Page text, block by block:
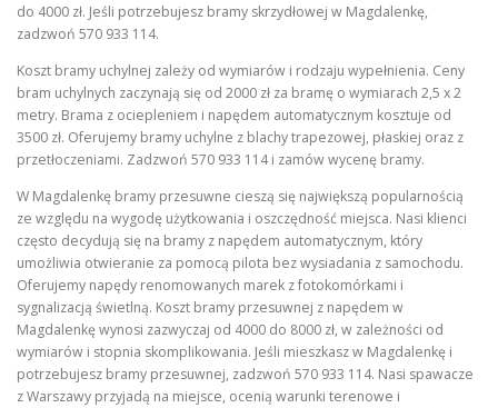
do 4000 zł. Jeśli potrzebujesz bramy skrzydłowej w Magdalenkę,
zadzwoń 570 933 114.
Koszt bramy uchylnej zależy od wymiarów i rodzaju wypełnienia. Ceny
bram uchylnych zaczynają się od 2000 zł za bramę o wymiarach 2,5 x 2
metry. Brama z ociepleniem i napędem automatycznym kosztuje od
3500 zł. Oferujemy bramy uchylne z blachy trapezowej, płaskiej oraz z
przetłoczeniami. Zadzwoń 570 933 114 i zamów wycenę bramy.
W Magdalenkę bramy przesuwne cieszą się największą popularnością
ze względu na wygodę użytkowania i oszczędność miejsca. Nasi klienci
często decydują się na bramy z napędem automatycznym, który
umożliwia otwieranie za pomocą pilota bez wysiadania z samochodu.
Oferujemy napędy renomowanych marek z fotokomórkami i
sygnalizacją świetlną. Koszt bramy przesuwnej z napędem w
Magdalenkę wynosi zazwyczaj od 4000 do 8000 zł, w zależności od
wymiarów i stopnia skomplikowania. Jeśli mieszkasz w Magdalenkę i
potrzebujesz bramy przesuwnej, zadzwoń 570 933 114. Nasi spawacze
z Warszawy przyjadą na miejsce, ocenią warunki terenowe i